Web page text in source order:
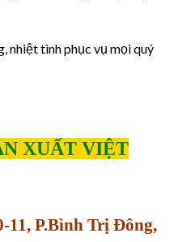
nhiệt tình phục vụ mọi quý
XUẤT VIỆT
11, P.Bình Trị Đông,